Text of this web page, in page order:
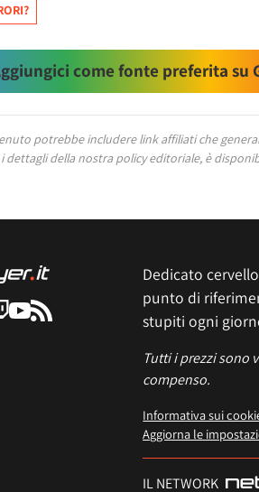
come fonte preferita su
potrebbe includere link affiliati che
dettagli della nostra policy editoriale, è
Dedicato
punto di
stupiti ogni
Tutti i prezzi sono
compenso.
Informativa sui
Aggiorna le
IL NETWORK